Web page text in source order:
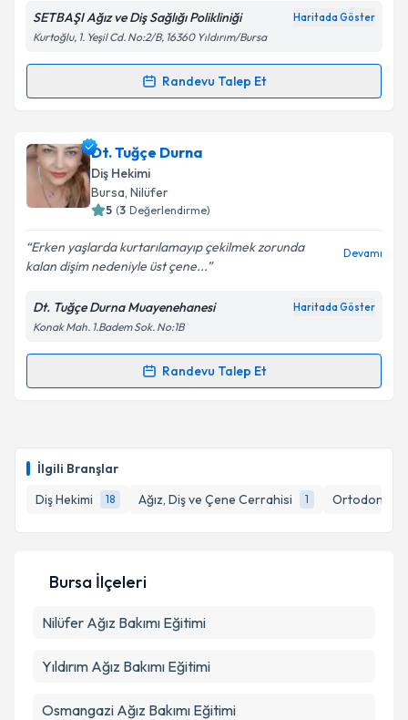
İlgili Branşlar
Diş Hekimi
18 Ağız, Diş ve Çene Cerrahisi 1 Ortodonti
Kişisel verilerimin işlenmesine ilişkin
Metni'ni okudum ve kişisel verilerimin belirtilen
Takvim Talebini Gönder
SETBAŞI Ağız ve Diş Sağlığı Polikliniği Haritada Göster
Kurtoğlu, 1. Yeşil Cd. No:2/B, 16360 Yıldırım/Bursa
Randevu Talep Et
Randevu Takvimi Talebi
Dt. Beyza Nur Kılınçiçin randevu takvimi talebi
oluşturun. Size bu uzmandan randevu almanız için bir
takvim hazırlandığında e-posta ile bilgilendireceğiz.
Kişisel verilerimin işlenmesine ilişkin
Aydınlatma
Metni'ni okudum ve kişisel verilerimin belirtilen
kapsamda işlenmesini kabul ediyorum.
Dt. Tuğçe Durna
Diş Hekimi
Bursa, Nilüfer
5 (3 Değerlendirme)
Erken yaşlarda kurtarılamayıp çekilmek zorunda
kalan dişim nedeniyle üst çene...
Devamı
Dt. Tuğçe Durna Muayenehanesi Haritada Göster
Konak Mah. 1.Badem Sok. No:1B
Randevu Talep Et
Randevu Takvimi Talebi
takvim hazırlandığında e-posta ile bilgilendireceğiz.
E-posta Adresiniz
Metni'ni okudum ve kişisel verilerimin belirtilen
Bursa İlçeleri
Nilüfer Ağız Bakımı Eğitimi
Yıldırım Ağız Bakımı Eğitimi
Osmangazi Ağız Bakımı Eğitimi